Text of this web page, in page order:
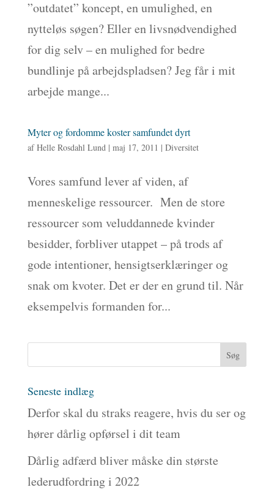
”outdatet” koncept, en umulighed, en
nytteløs søgen? Eller en livsnødvendighed
for dig selv – en mulighed for bedre
bundlinje på arbejdspladsen? Jeg får i mit
arbejde mange...
Myter og fordomme koster samfundet dyrt
afHelle Rosdahl Lund | maj 17, 2011 | Diversitet
Vores samfund lever af viden, af
menneskelige ressourcer. Men de store
ressourcer som veluddannede kvinder
besidder, forbliver utappet – på trods af
gode intentioner, hensigtserklæringer og
snak om kvoter. Det er der en grund til. Når
eksempelvis formanden for...
Seneste indlæg
Derfor skal du straks reagere, hvis du ser og
hører dårlig opførsel i dit team
Dårlig adfærd bliver måske din største
lederudfordring i 2022